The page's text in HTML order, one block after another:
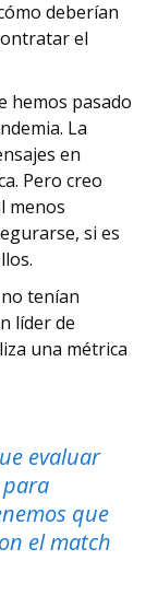
deberían
el
hemos pasado
La
en
Pero creo
menos
si es
tenían
líder de
una métrica
evaluar
que
el match